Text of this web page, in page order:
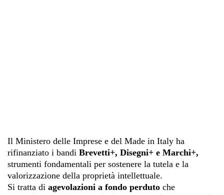
Il Ministero delle Imprese e del Made in Italy ha
rifinanziato i bandi Brevetti+, Disegni+ e Marchi+,
strumenti fondamentali per sostenere la tutela e la
valorizzazione della proprietà intellettuale.
Si tratta di agevolazioni a fondo perduto che